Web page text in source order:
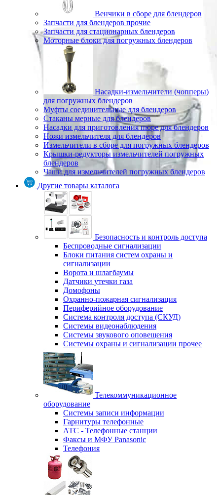
Венчики в сборе для блендеров
Запчасти для блендеров прочие
Запчасти для стационарных блендеров
Моторные блоки для погружных блендеров
Насадки-измельчители (чопперы)
для погружных блендеров
Муфты соединительные для блендеров
Стаканы мерные для блендеров
Насадки для приготовления пюре для блендеров
Ножи измельчителя для блендеров
Измельчители в сборе для погружных блендеров
Крышки-редукторы измельчителей погружных
блендеров
Чаши для измельчителей погружных блендеров
Другие товары каталога
Безопасность и контроль доступа
Беспроводные сигнализации
Блоки питания систем охраны и
сигнализации
Ворота и шлагбаумы
Датчики утечки газа
Домофоны
Охранно-пожарная сигнализация
Периферийное оборудование
Система контроля доступа (СКУД)
Системы видеонаблюдения
Системы звукового оповещения
Системы охраны и сигнализации прочее
Телекоммуникационное
оборудование
Системы записи информации
Гарнитуры телефонные
АТС - Телефонные станции
Факсы и МФУ Panasonic
Телефония